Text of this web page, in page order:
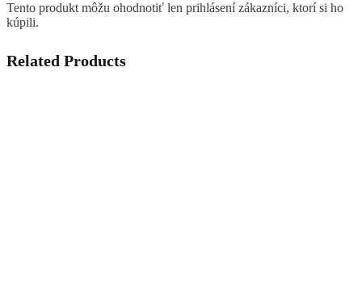
Tento produkt môžu ohodnotiť len prihlásení zákazníci, ktorí si ho
kúpili.
Related Products